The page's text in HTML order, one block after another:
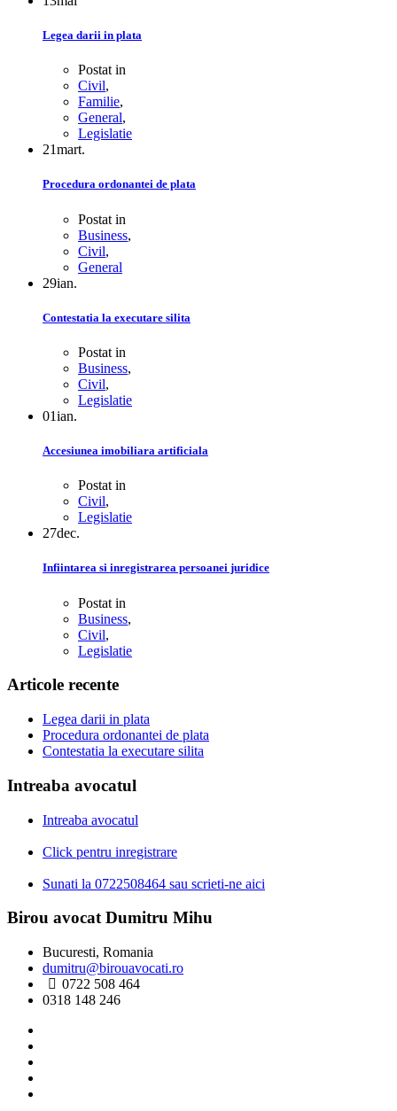
Legea darii in plata
Postat in
Civil,
Familie,
General,
Legislatie
21mart.
Procedura ordonantei de plata
Postat in
Business,
Civil,
General
29ian.
Contestatia la executare silita
Postat in
Business,
Civil,
Legislatie
01ian.
Accesiunea imobiliara artificiala
Postat in
Civil,
Legislatie
27dec.
Infiintarea si inregistrarea persoanei juridice
Postat in
Business,
Civil,
Legislatie
Articole recente
Legea darii in plata
Procedura ordonantei de plata
Contestatia la executare silita
Intreaba avocatul
Intreaba avocatul
Click pentru inregistrare
Sunati la 0722508464 sau scrieti-ne aici
Birou avocat Dumitru Mihu
Bucuresti, Romania
dumitru@birouavocati.ro
0722 508 464
0318 148 246